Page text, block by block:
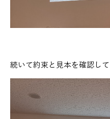
続いて約束と見本を確認して